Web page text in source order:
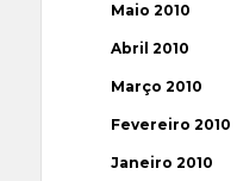
Maio 2010
Abril 2010
Março 2010
Fevereiro 2010
Janeiro 2010